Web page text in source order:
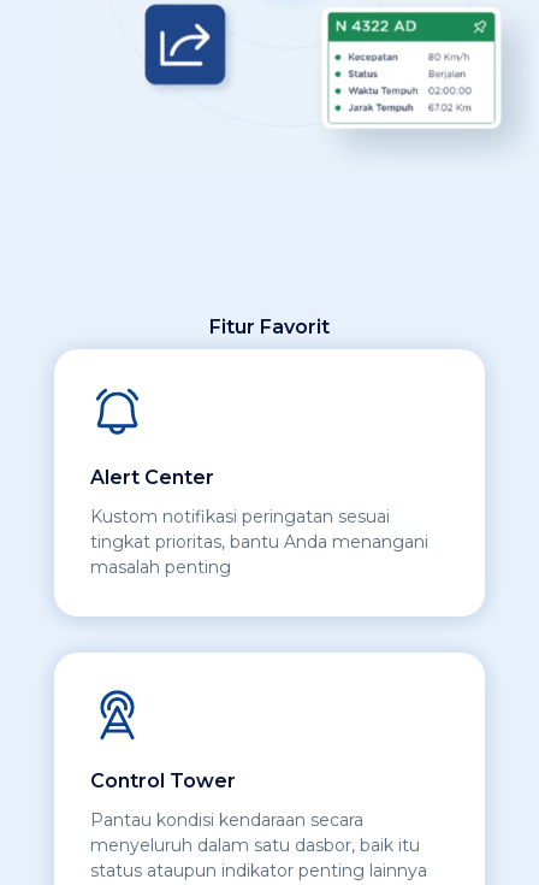
Fitur Favorit
Alert Center
Kustom notifikasi peringatan sesuai
tingkat prioritas, bantu Anda menangani
masalah penting
Control Tower
Pantau kondisi kendaraan secara
menyeluruh dalam satu dasbor, baik itu
status ataupun indikator penting lainnya